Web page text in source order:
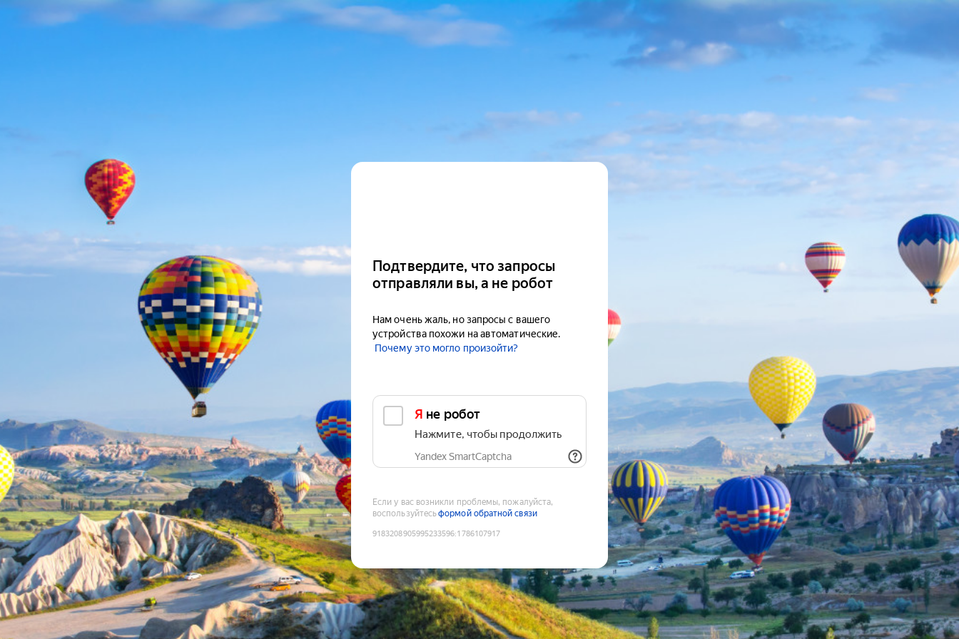
Подтвердите, что запросы
отправляли вы, а не робот
Нам очень жаль, но запросы с вашего
устройства похожи на автоматические.
Почему это могло произойти?
Я не робот
Нажмите, чтобы продолжить
Yandex SmartCaptcha
Если у вас возникли проблемы, пожалуйста,
воспользуйтесьформой обратной связи
9183208905995233596:1786107917